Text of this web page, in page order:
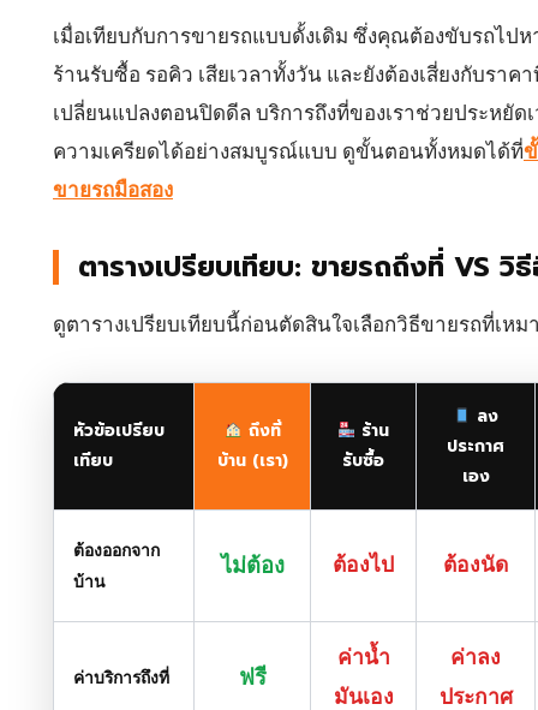
เมื่อเทียบกับการขายรถแบบดั้งเดิม ซึ่งคุณต้องขับรถไป
ร้านรับซื้อ รอคิว เสียเวลาทั้งวัน และยังต้องเสี่ยงกับราค
เปลี่ยนแปลงตอนปิดดีล บริการถึงที่ของเราช่วยประหยัด
ความเครียดได้อย่างสมบูรณ์แบบ ดูขั้นตอนทั้งหมดได้ที่
ขายรถมือสอง
ตารางเปรียบเทียบ: ขายรถถึงที่ VS วิ
ดูตารางเปรียบเทียบนี้ก่อนตัดสินใจเลือกวิธีขายรถที่เห
หัวข้อเปรียบ
เทียบ
ถึงที่
บ้าน (เรา)
ร้าน
รับซื้อ
ลง
ประกาศ
เอง
ต้องออกจาก
บ้าน
ไม่ต้อง ต้องไป ต้องนัด
ค่าบริการถึงที่ ฟรี
ค่าน้ำ
มันเอง
ค่าลง
ประกาศ